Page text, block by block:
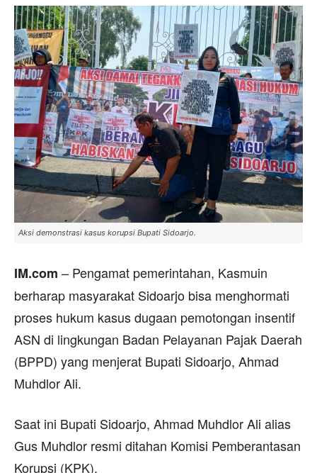
Aksi demonstrasi kasus korupsi Bupati Sidoarjo.
IM.com – Pengamat pemerintahan, Kasmuin
berharap masyarakat Sidoarjo bisa menghormati
proses hukum kasus dugaan pemotongan insentif
ASN di lingkungan Badan Pelayanan Pajak Daerah
(BPPD) yang menjerat Bupati Sidoarjo, Ahmad
Muhdlor Ali.
Saat ini Bupati Sidoarjo, Ahmad Muhdlor Ali alias
Gus Muhdlor resmi ditahan Komisi Pemberantasan
Korupsi (KPK).